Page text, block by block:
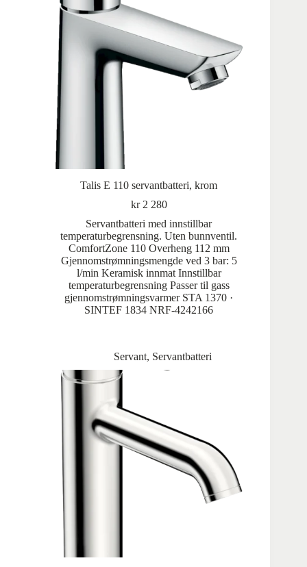
Talis E 110 servantbatteri, krom
kr2 280
Servantbatteri med innstillbar
temperaturbegrensning. Uten bunnventil.
ComfortZone 110 Overheng 112 mm
Gjennomstrømningsmengde ved 3 bar: 5
l/min Keramisk innmat Innstillbar
temperaturbegrensning Passer til gass
gjennomstrømningsvarmer STA 1370 ·
SINTEF 1834 NRF-4242166
Servant, Servantbatteri